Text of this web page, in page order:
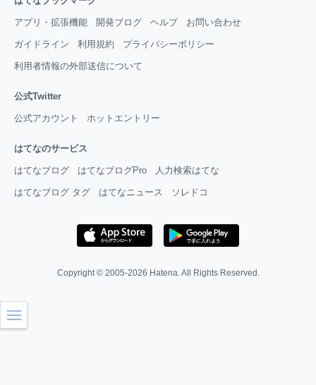
アプリ・拡張機能 開発ブログ ヘルプ お問い合わせ
ガイドライン 利用規約 プライバシーポリシー
利用者情報の外部送信について
公式Twitter
公式アカウント ホットエントリー
はてなのサービス
はてなブログ はてなブログPro 人力検索はてな
はてなブログ タグ はてなニュース ソレドコ
Copyright © 2005-2026 Hatena. All Rights Reserved.